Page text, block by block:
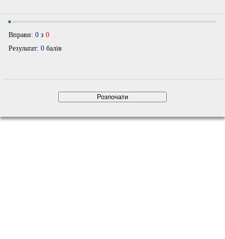
Вправи:0 з0
Результат:0 балів